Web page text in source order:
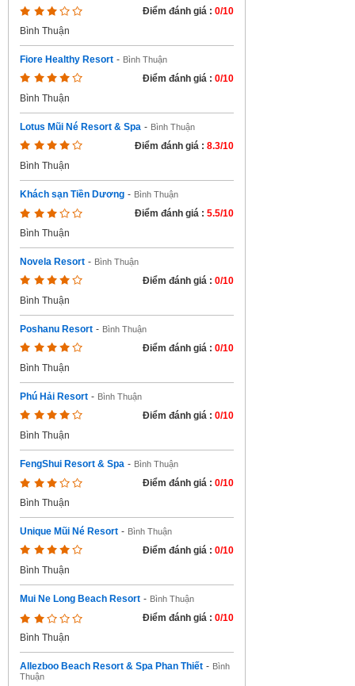
Điểm đánh giá : 0/10
Bình Thuận
Fiore Healthy Resort - Bình Thuận
Điểm đánh giá : 0/10
Bình Thuận
Lotus Mũi Né Resort & Spa - Bình Thuận
Điểm đánh giá : 8.3/10
Bình Thuận
Khách sạn Tiền Dương - Bình Thuận
Điểm đánh giá : 5.5/10
Bình Thuận
Novela Resort - Bình Thuận
Điểm đánh giá : 0/10
Bình Thuận
Poshanu Resort - Bình Thuận
Điểm đánh giá : 0/10
Bình Thuận
Phú Hải Resort - Bình Thuận
Điểm đánh giá : 0/10
Bình Thuận
FengShui Resort & Spa - Bình Thuận
Điểm đánh giá : 0/10
Bình Thuận
Unique Mũi Né Resort - Bình Thuận
Điểm đánh giá : 0/10
Bình Thuận
Mui Ne Long Beach Resort - Bình Thuận
Điểm đánh giá : 0/10
Bình Thuận
Allezboo Beach Resort & Spa Phan Thiết - Bình
Thuận